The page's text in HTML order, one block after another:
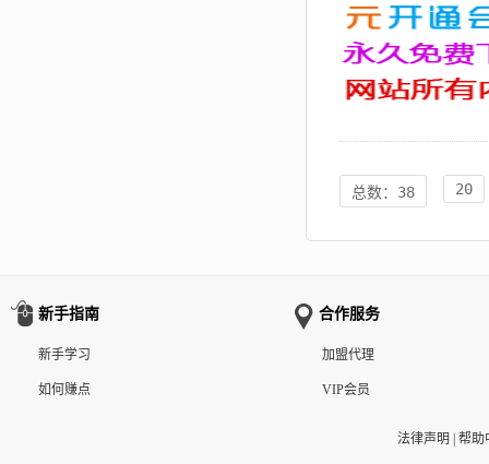
总数：38 20
新手指南
新手学习
如何赚点
合作服务
加盟代理
VIP会员
法律声明 帮助